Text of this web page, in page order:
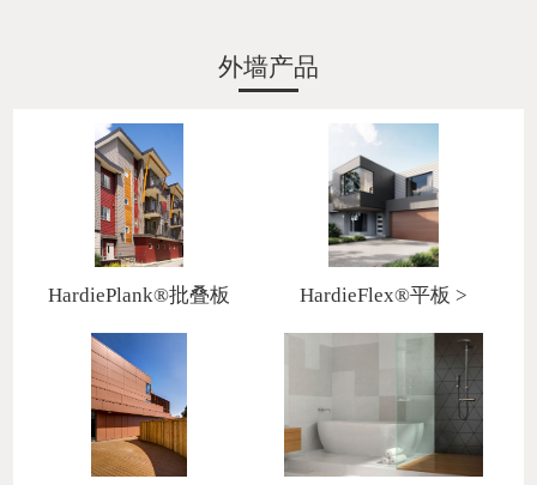
外墙产品
HardiePlank®批叠板
>
HardieFlex®平板 >